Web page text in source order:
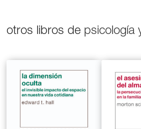
otros libros de psicología